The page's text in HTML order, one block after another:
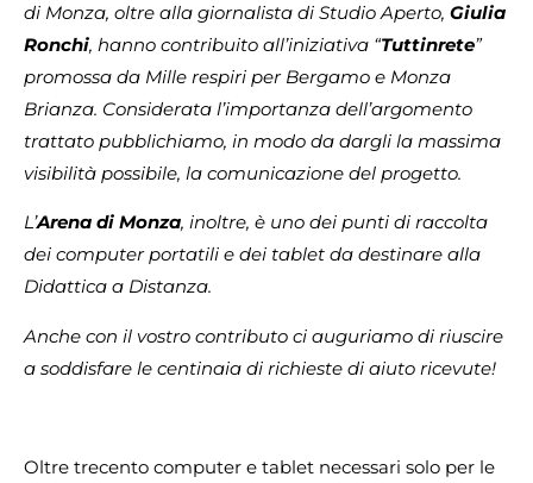
di Monza, oltre alla giornalista di Studio Aperto, Giulia
Ronchi, hanno contribuito all’iniziativa “Tuttinrete”
promossa da Mille respiri per Bergamo e Monza
Brianza. Considerata l’importanza dell’argomento
trattato pubblichiamo, in modo da dargli la massima
visibilità possibile, la comunicazione del progetto.
L’Arena di Monza, inoltre, è uno dei punti di raccolta
dei computer portatili e dei tablet da destinare alla
Didattica a Distanza.
Anche con il vostro contributo ci auguriamo di riuscire
a soddisfare le centinaia di richieste di aiuto ricevute!
Oltre trecento computer e tablet necessari solo per le